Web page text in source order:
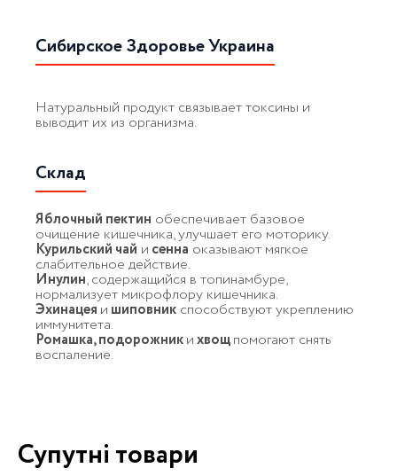
Сибирское Здоровье Украина
Натуральный продукт связывает токсины и
выводит их из организма.
Склад
Яблочный пектин обеспечивает базовое
очищение кишечника, улучшает его моторику.
Курильский чай и сенна оказывают мягкое
слабительное действие.
Инулин, содержащийся в топинамбуре,
нормализует микрофлору кишечника.
Эхинацея и шиповник способствуют укреплению
иммунитета.
Ромашка, подорожникихвощпомогают снять
воспаление.
Супутні товари